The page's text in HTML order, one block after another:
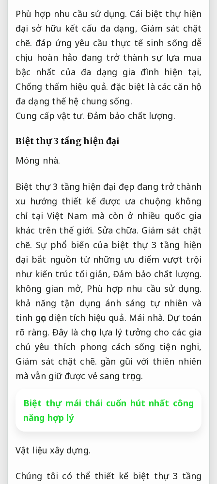
Phù hợp nhu cầu sử dụng. Cái biệt thự hiện
đại sở hữu kết cấu đa dạng, Giám sát chặt
chẽ. đáp ứng yêu cầu thực tế sinh sống dễ
chịu hoàn hảo đang trở thành sự lựa mua
bậc nhất của đa dạng gia đình hiện tại,
Chống thấm hiệu quả. đặc biệt là các căn hộ
đa dạng thế hệ chung sống.
Cung cấp vật tư. Đảm bảo chất lượng.
Biệt thự 3 tầng hiện đại
Móng nhà.
Biệt thự 3 tầng hiện đại đẹp đang trở thành
xu hướng thiết kế được ưa chuộng không
chỉ tại Việt Nam mà còn ở nhiều quốc gia
khác trên thế giới. Sửa chữa. Giám sát chặt
chẽ. Sự phổ biến của biệt thự 3 tầng hiện
đại bắt nguồn từ những ưu điểm vượt trội
như kiến trúc tối giản,Đảm bảo chất lượng.
không gian mở, Phù hợp nhu cầu sử dụng.
khả năng tận dụng ánh sáng tự nhiên và
tinh gọn diện tích hiệu quả. Mái nhà. Dự toán
rõ ràng. Đây là chọn lựa lý tưởng cho các gia
chủ yêu thích phong cách sống tiện nghi,
Giám sát chặt chẽ. gần gũi với thiên nhiên
mà vẫn giữ được vẻ sang trọng.
Biệt thự mái thái cuốn hút nhất công
năng hợp lý
Vật liệu xây dựng.
Chúng tôi có thể thiết kế biệt thự 3 tầng